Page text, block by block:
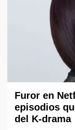
Furor en
episodios
del K-drama